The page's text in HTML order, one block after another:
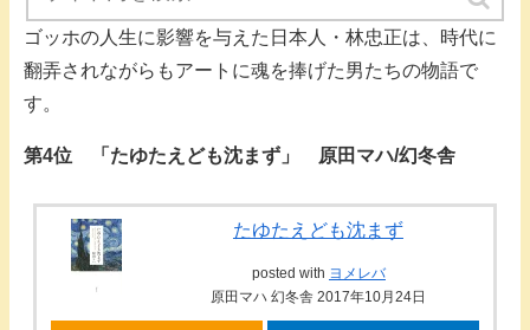
ゴッホの人生に影響を与えた日本人・林忠正は、時代に
翻弄されながらもアートに魂を捧げた男たちの物語で
す。
第4位 「たゆたえども沈まず」 原田マハ/幻冬舎
たゆたえども沈まず
posted with ヨメレバ
原田マハ 幻冬舎 2017年10月24日